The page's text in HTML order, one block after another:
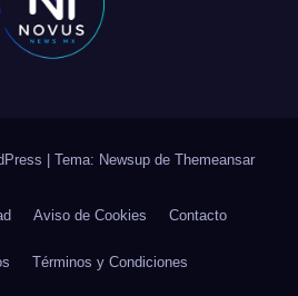
Tema: Newsup de Themeansar
Aviso de Cookies Contacto
Términos y Condiciones